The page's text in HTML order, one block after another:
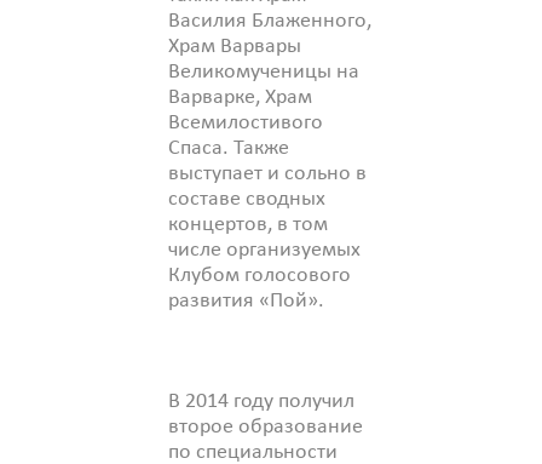
Василия Блаженного,
Храм Варвары
Великомученицы на
Варварке, Храм
Всемилостивого
Спаса. Также
выступает и сольно в
составе сводных
концертов, в том
числе организуемых
Клубом голосового
развития «Пой».
В 2014 году получил
второе образование
по специальности